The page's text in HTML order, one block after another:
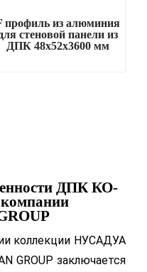
профиль из алюминия
стеновой панели из
ДПК 48х52х3600 мм
ДПК КО-
коллекции НУСАДУА
GROUP заключается